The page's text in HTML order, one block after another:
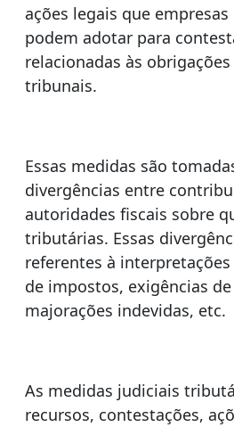
ações legais que
podem adotar para
relacionadas às
tribunais.
Essas medidas são
divergências entre
autoridades fiscais sobre
tributárias. Essas
referentes à
de impostos, exigências
majorações indevidas, etc.
As medidas judiciais
recursos, contestações,